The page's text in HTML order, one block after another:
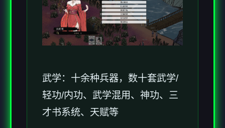
武学：十余种兵器，数十套武学/
轻功/内功、武学混用、神功、三
才书系统、天赋等